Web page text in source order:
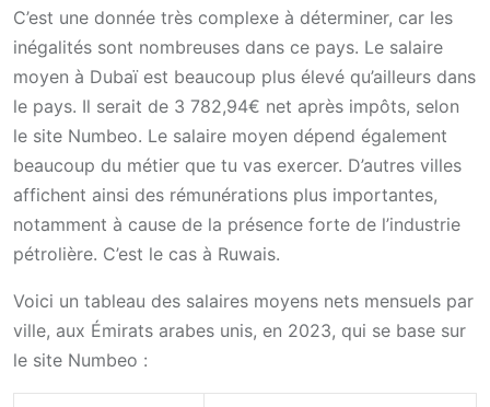
C’est une donnée très complexe à déterminer, car les
inégalités sont nombreuses dans ce pays. Le salaire
moyen à Dubaï est beaucoup plus élevé qu’ailleurs dans
le pays. Il serait de 3 782,94€ net après impôts, selon
le site Numbeo. Le salaire moyen dépend également
beaucoup du métier que tu vas exercer. D’autres villes
affichent ainsi des rémunérations plus importantes,
notamment à cause de la présence forte de l’industrie
pétrolière. C’est le cas à Ruwais.
Voici un tableau des salaires moyens nets mensuels par
ville, aux Émirats arabes unis, en 2023, qui se base sur
le site Numbeo :